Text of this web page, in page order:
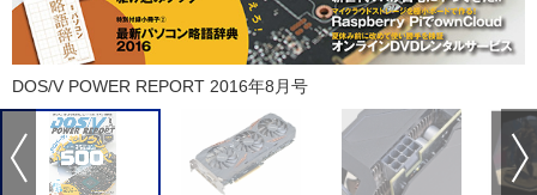
DOS/V POWER REPORT 2016年8月号